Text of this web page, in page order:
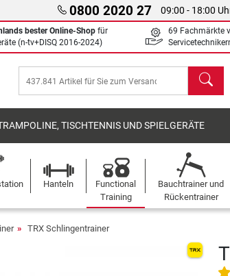
0800 2020 27 09:00 - 18:00
bester Online-Shop für
(n-tv+DISQ 2016-2024)
69 Fachmärkte
Suchen
TISCHTENNIS UND SPIELGERÄTE
Hanteln
Functional
Training
Bauchtrainer und
Rückentrainer
TRX Schlingentrainer